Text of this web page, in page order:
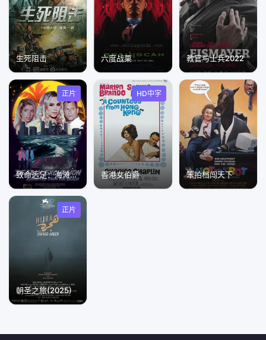
生死阻击 六度战栗 教官与士兵2022
正片
致命远足：海滩绑架
HD中字
香港女伯爵 笨拍档闯天下
正片
朝圣之旅(2025)